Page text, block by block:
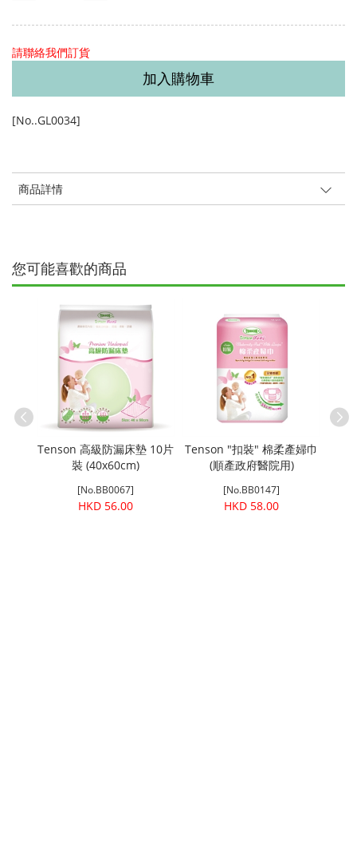
請聯絡我們訂貨
加入購物車
[No..GL0034]
商品詳情
您可能喜歡的商品
Tenson 高級防漏床墊 10片
裝 (40x60cm)
[No.BB0067]
HKD 56.00
Tenson "扣裝" 棉柔產婦巾
(順產政府醫院用)
[No.BB0147]
HKD 58.00